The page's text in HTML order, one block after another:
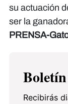
su actuación
ser la
PRENSA-
Boletín
Recibirás